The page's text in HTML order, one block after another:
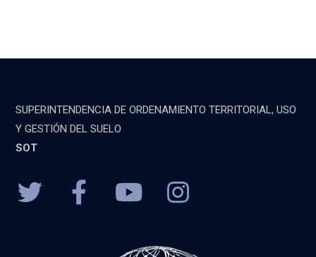
SUPERINTENDENCIA DE ORDENAMIENTO TERRITORIAL, USO
Y GESTIÓN DEL SUELO
SOT